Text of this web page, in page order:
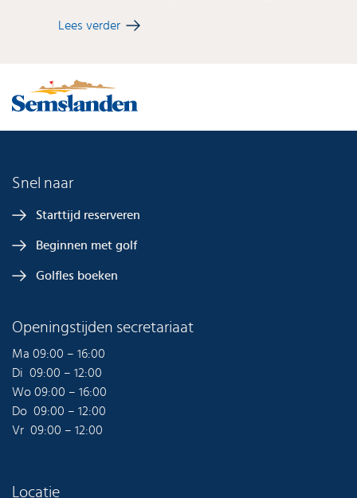
Lees verder
Snel naar
Starttijd reserveren
Beginnen met golf
Golfles boeken
Openingstijden secretariaat
Ma 09:00 – 16:00
Di 09:00 – 12:00
Wo 09:00 – 16:00
Do 09:00 – 12:00
Vr 09:00 – 12:00
Locatie